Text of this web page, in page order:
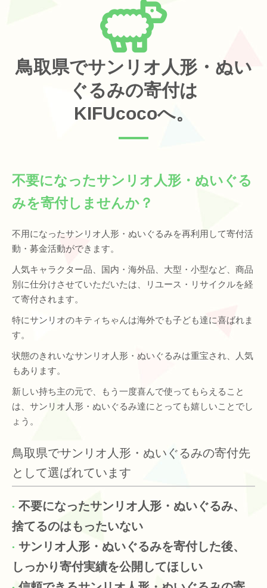
鳥取県でサンリオ人形・ぬい
ぐるみの寄付は
KIFUcocoへ。
不要になったサンリオ人形・ぬいぐる
みを寄付しませんか？
不用になったサンリオ人形・ぬいぐるみを再利用して寄付活
動・募金活動ができます。
人気キャラクター品、国内・海外品、大型・小型など、商品
別に仕分けさせていただいたは、リユース・リサイクルを経
て寄付されます。
特にサンリオのキティちゃんは海外でも子ども達に喜ばれま
す。
状態のきれいなサンリオ人形・ぬいぐるみは重宝され、人気
もあります。
新しい持ち主の元で、もう一度喜んで使ってもらえること
は、サンリオ人形・ぬいぐるみ達にとっても嬉しいことでし
ょう。
鳥取県でサンリオ人形・ぬいぐるみの寄付先
として選ばれています
不要になったサンリオ人形・ぬいぐるみ、
捨てるのはもったいない
サンリオ人形・ぬいぐるみを寄付した後、
しっかり寄付実績を公開してほしい